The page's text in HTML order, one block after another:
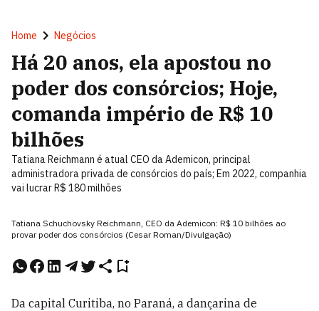
Home Negócios
Há 20 anos, ela apostou no
poder dos consórcios; Hoje,
comanda império de R$ 10
bilhões
Tatiana Reichmann é atual CEO da Ademicon, principal
administradora privada de consórcios do país; Em 2022, companhia
vai lucrar R$ 180 milhões
Tatiana Schuchovsky Reichmann, CEO da Ademicon: R$ 10 bilhões ao
provar poder dos consórcios (Cesar Roman/Divulgação)
Da capital Curitiba, no Paraná, a dançarina de